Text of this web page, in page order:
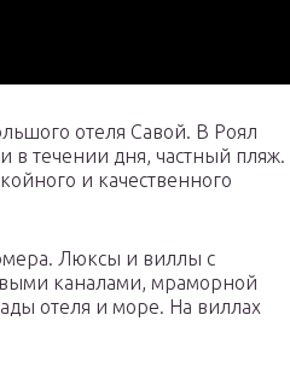
отеля Савой. В Роял
в течении дня, частный пляж.
и качественного
Люксы и виллы с
каналами, мраморной
отеля и море. На виллах